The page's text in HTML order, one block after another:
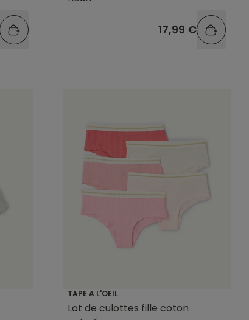
17,99 €
TAPE A L'OEIL
Lot de culottes fille coton